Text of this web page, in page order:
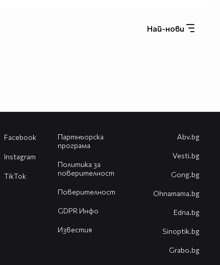
Най-нови
Партньорска
програма
Политика за
поверителност
Поверителност
GDPR Инфо
Известия
Facebook
Instagram
TikTok
Abv.bg
Vesti.bg
Gong.bg
Оhnamama.bg
Edna.bg
Sinoptik.bg
Grabo.bg